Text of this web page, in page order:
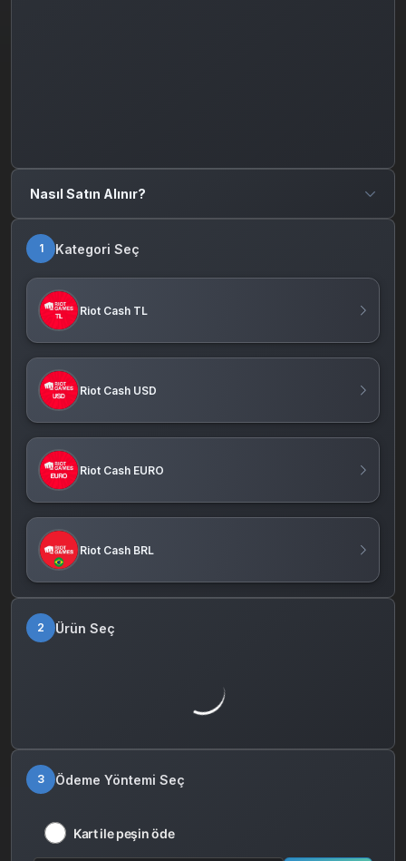
Nasıl Satın Alınır?
1 Kategori Seç
Riot Cash TL
Riot Cash USD
Riot Cash EURO
Riot Cash BRL
2 Ürün Seç
3 Ödeme Yöntemi Seç
Kart ile peşin öde